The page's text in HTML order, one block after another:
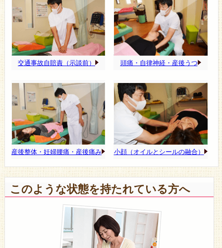
交通事故自賠責（示談前） 頭痛・自律神経・産後うつ
産後整体・妊婦腰痛・産後痛み 小顔（オイルとシールの融合）
このような状態を持たれている方へ